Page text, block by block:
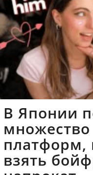
В Японии
платформ,
взять